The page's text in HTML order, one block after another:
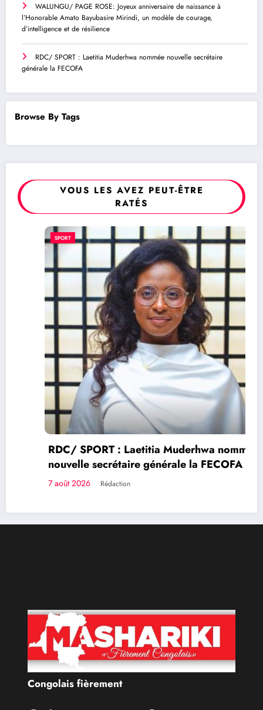
WALUNGU/ PAGE ROSE: Joyeux anniversaire de naissance à
l’Honorable Amato Bayubasire Mirindi, un modèle de courage,
d’intelligence et de résilience
RDC/ SPORT : Laetitia Muderhwa nommée nouvelle secrétaire
générale la FECOFA
Browse By Tags
VOUS LES AVEZ PEUT-ÊTRE
RATÉS
RDC/ SPORT : Laetitia Muderhwa nommée
nouvelle secrétaire générale la FECOFA
7 août 2026 Rédaction
Congolais fièrement